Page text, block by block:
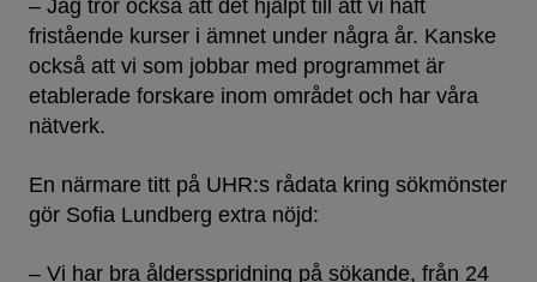
– Jag tror också att det hjälpt till att vi haft
fristående kurser i ämnet under några år. Kanske
också att vi som jobbar med programmet är
etablerade forskare inom området och har våra
nätverk.
En närmare titt på UHR:s rådata kring sökmönster
gör Sofia Lundberg extra nöjd:
– Vi har bra åldersspridning på sökande, från 24